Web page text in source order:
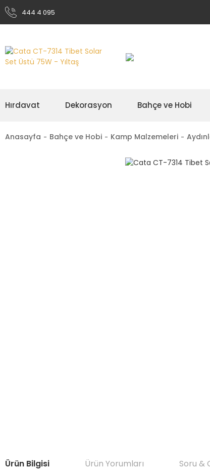
444 4 095
Hırdavat Dekorasyon Bahçe ve Hobi
Anasayfa Bahçe ve Hobi Kamp Malzemeleri
Ürün Bilgisi Ürün Yorumları Soru &